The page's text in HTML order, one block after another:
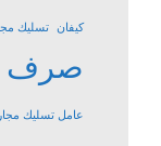
كيفان تسليك
صرف
عامل تسليك